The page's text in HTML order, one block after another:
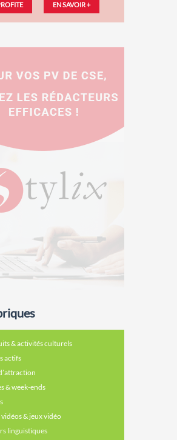
EN SAVOIR +
& activités culturels
actifs
& week-ends
& jeux vidéo
linguistiques